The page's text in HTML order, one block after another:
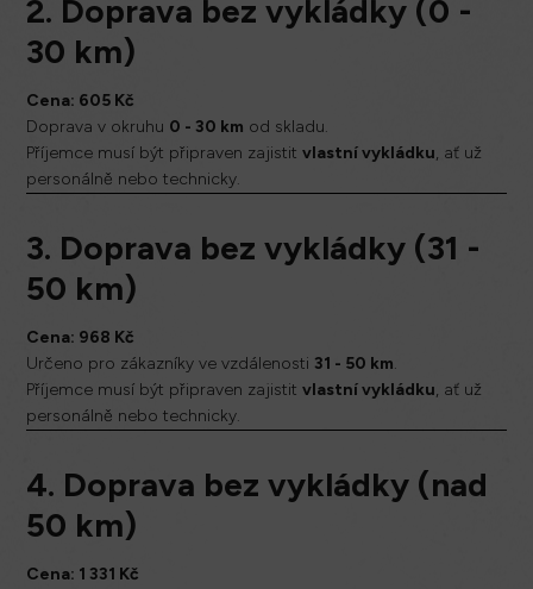
2. Doprava bez vykládky (0 -
30 km)
Cena: 605 Kč
Doprava v okruhu 0 - 30 km od skladu.
Příjemce musí být připraven zajistitvlastní vykládku, ať už
personálně nebo technicky.
3. Doprava bez vykládky (31 -
50 km)
Cena: 968 Kč
Určeno pro zákazníky ve vzdálenosti 31 - 50 km.
Příjemce musí být připraven zajistitvlastní vykládku, ať už
personálně nebo technicky.
4. Doprava bez vykládky (nad
50 km)
Cena: 1 331 Kč